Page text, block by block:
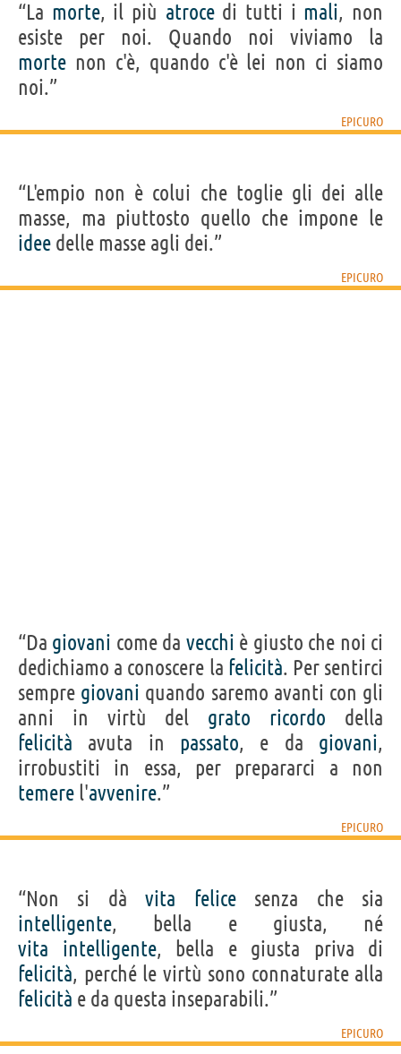
“La morte, il più atrocedi tutti i mali, non
esiste per noi. Quando noi viviamo la
morte non c'è, quando c'è lei non ci siamo
noi.”
EPICURO
“L'empio non è colui che toglie gli dei alle
masse, ma piuttosto quello che impone le
idee delle masse agli dei.”
EPICURO
“Da giovani come da vecchi è giusto che noi ci
dedichiamo a conoscere la felicità. Per sentirci
sempre giovani quando saremo avanti con gli
anni in virtù del grato ricordo della
felicità avuta in passato, e da giovani,
irrobustiti in essa, per prepararci a non
temere l'avvenire.”
EPICURO
“Non si dàvita felicesenza che sia
intelligente, bella e giusta, né
vita
intelligente, bella e giusta priva di
felicità, perché le virtù sono connaturate alla
felicità e da questa inseparabili.”
EPICURO